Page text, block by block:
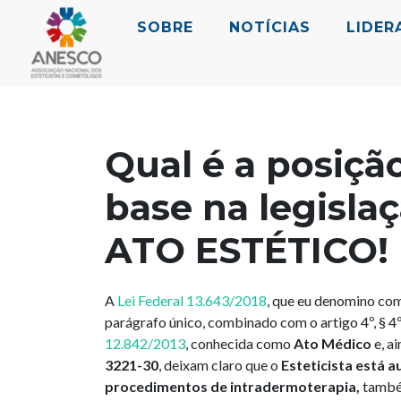
SOBRE NOTÍCIAS
Qual é a
base na
ATO ESTÉTICO!
A Lei Federal 13.643/2018, que eu denomino
parágrafo único, combinado com o artigo 4º, §
12.842/2013, conhecida como Ato Médico e,
3221-30, deixam claro que o Esteticista está
procedimentos de intradermoterapia,